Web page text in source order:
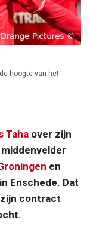
hoogte van het
Taha over zijn
en
Enschede. Dat
contract